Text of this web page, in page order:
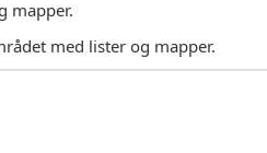
mapper.
med lister og mapper.